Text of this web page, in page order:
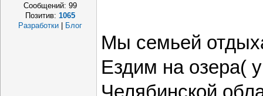
Сообщений: 99
Позитив: 1065
Разработки
Блог
Мы семьей
Ездим на озера(